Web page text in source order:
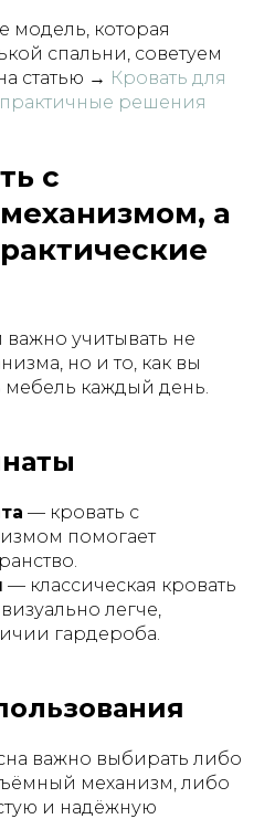
модель, которая
спальни, советуем
статью → Кровать для
решения
с
а
учитывать не
но и то, как вы
мебель каждый день.
— кровать с
помогает
— классическая кровать
легче,
гардероба.
важно выбирать либо
механизм, либо
и надёжную